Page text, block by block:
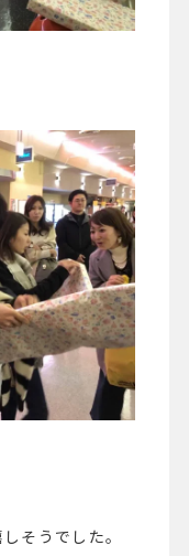
そうでした。